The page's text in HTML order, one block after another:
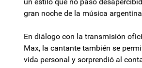
gran noche de la música
En diálogo con la transmisión
Max, la cantante también se
vida personal y sorprendió al